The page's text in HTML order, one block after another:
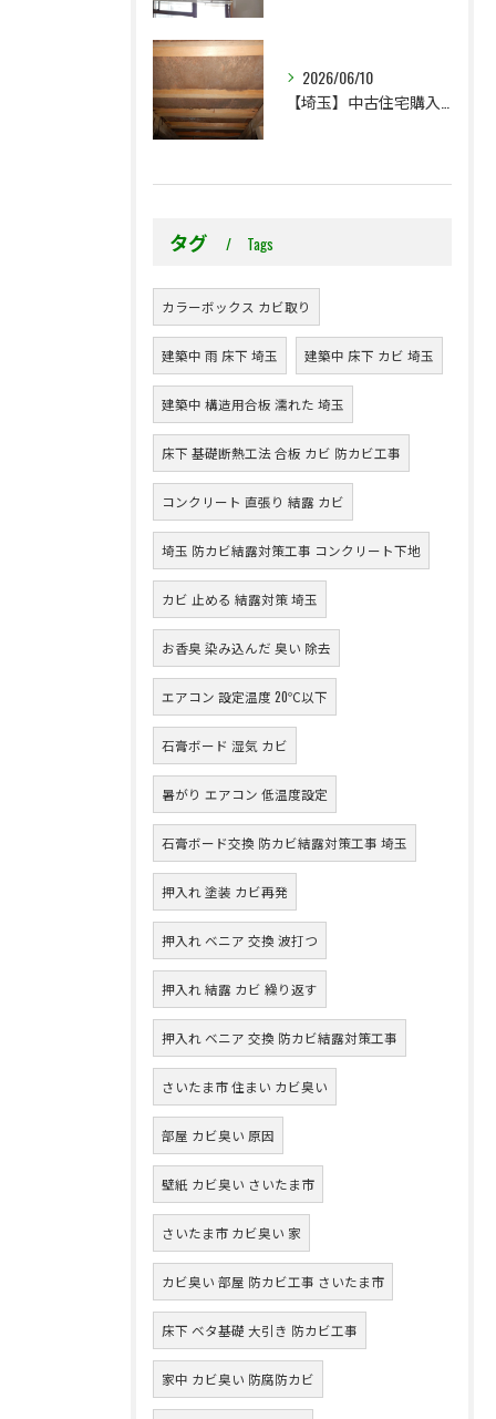
2026/06/10
タグ Tags
カラーボックス カビ取り
建築中 雨 床下 埼玉 建築中 床下 カビ 埼玉
建築中 構造用合板 濡れた 埼玉
床下 基礎断熱工法 合板 カビ 防カビ工事
コンクリート 直張り 結露 カビ
埼玉 防カビ結露対策工事 コンクリート下地
カビ 止める 結露対策 埼玉
お香臭 染み込んだ 臭い 除去
エアコン 設定温度 20℃以下
石膏ボード 湿気 カビ
暑がり エアコン 低温度設定
石膏ボード交換 防カビ結露対策工事 埼玉
押入れ 塗装 カビ再発
押入れ ベニア 交換 波打つ
押入れ 結露 カビ 繰り返す
押入れ ベニア 交換 防カビ結露対策工事
さいたま市 住まい カビ臭い
部屋 カビ臭い 原因
壁紙 カビ臭い さいたま市
さいたま市 カビ臭い 家
カビ臭い 部屋 防カビ工事 さいたま市
床下 ベタ基礎 大引き 防カビ工事
家中 カビ臭い 防腐防カビ